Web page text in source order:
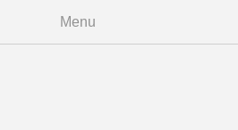
Menu